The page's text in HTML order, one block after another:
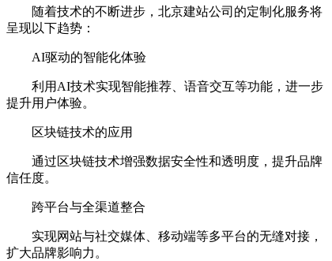
随着技术的不断进步，北京建站公司的定制化服务将
呈现以下趋势：
AI驱动的智能化体验
利用AI技术实现智能推荐、语音交互等功能，进一步
提升用户体验。
区块链技术的应用
通过区块链技术增强数据安全性和透明度，提升品牌
信任度。
跨平台与全渠道整合
实现网站与社交媒体、移动端等多平台的无缝对接，
扩大品牌影响力。